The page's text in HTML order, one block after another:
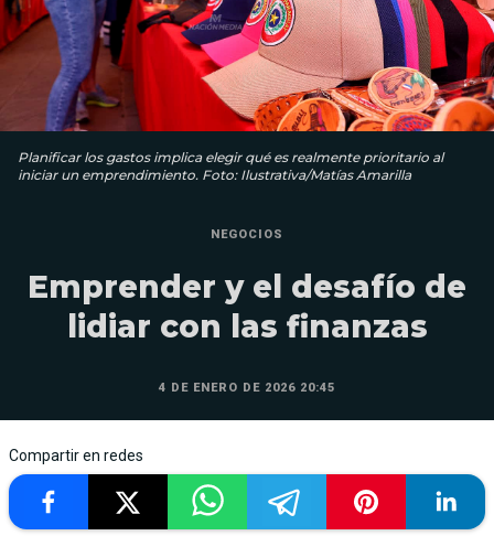
Planificar los gastos implica elegir qué es realmente prioritario al
iniciar un emprendimiento. Foto: Ilustrativa/Matías Amarilla
NEGOCIOS
Emprender y el desafío de
lidiar con las finanzas
4 DE ENERO DE 2026 20:45
Compartir en redes